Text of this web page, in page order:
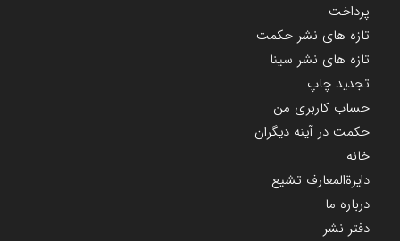
پرداخت
تازه های نشر حکمت
تازه های نشر سینا
تجدید چاپ
حساب کاربری من
حکمت در آینه دیگران
خانه
دایرة‌المعارف تشیع
درباره ما
دفتر نشر